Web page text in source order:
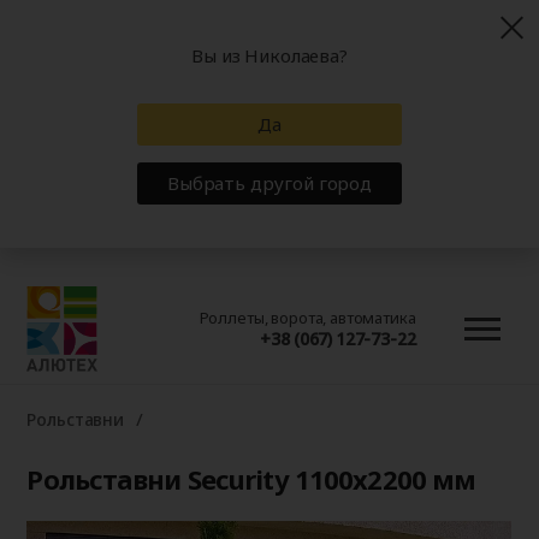
Роллеты, ворота, автоматика
+38 (067) 127-73-22
Рольставни
Рольставни Security 1100x2200 мм
Вы из Николаева?
Да
Выбрать другой город